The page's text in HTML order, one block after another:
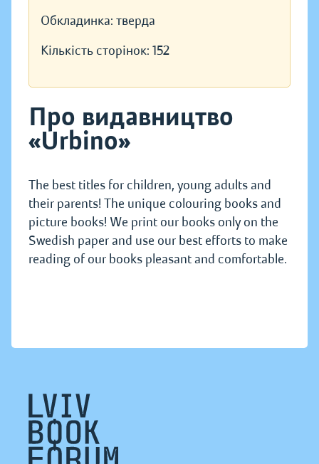
Обкладинка: тверда
Кількість сторінок: 152
Про видавництво
«Urbino»
The best titles for children, young adults and
their parents! The unique colouring books and
picture books! We print our books only on the
Swedish paper and use our best efforts to make
reading of our books pleasant and comfortable.